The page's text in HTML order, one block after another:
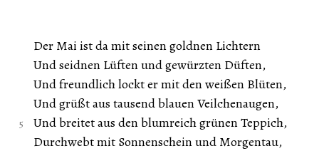
Der Mai ist da mit seinen goldnen Lichtern
Und seidnen Lüften und gewürzten Düften,
Und freundlich lockt er mit den weißen Blüten,
Und grüßt aus tausend blauen Veilchenaugen,
Und breitet aus den blumreich grünen Teppich,
Durchwebt mit Sonnenschein und Morgentau,